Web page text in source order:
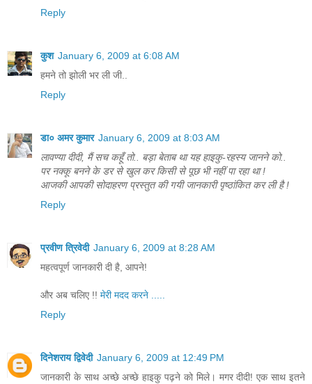
Reply
कुश January 6, 2009 at 6:08 AM
हमने तो झोली भर ली जी..
Reply
डा० अमर कुमार January 6, 2009 at 8:03 AM
लावण्या दीदी, मैं सच कहूँ तो.. बड़ा बेताब था यह हाइकु-रहस्य जानने को..
पर नक्कू बनने के डर से खुल कर किसी से पूछ भी नहीं पा रहा था !
आजकी आपकी सोदाहरण प्रस्तुत की गयी जानकारी पृष्ठांकित कर ली है !
Reply
प्रवीण त्रिवेदी January 6, 2009 at 8:28 AM
महत्वपूर्ण जानकारी दी है, आपने!
और अब चलिए !! मेरी मदद करने .....
Reply
दिनेशराय द्विवेदी January 6, 2009 at 12:49 PM
जानकारी के साथ अच्छे अच्छे हाइकु पढ़ने को मिले। मगर दीदी! एक साथ इतने